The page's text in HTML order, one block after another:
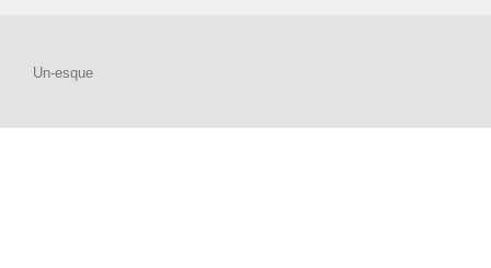
Un-esque